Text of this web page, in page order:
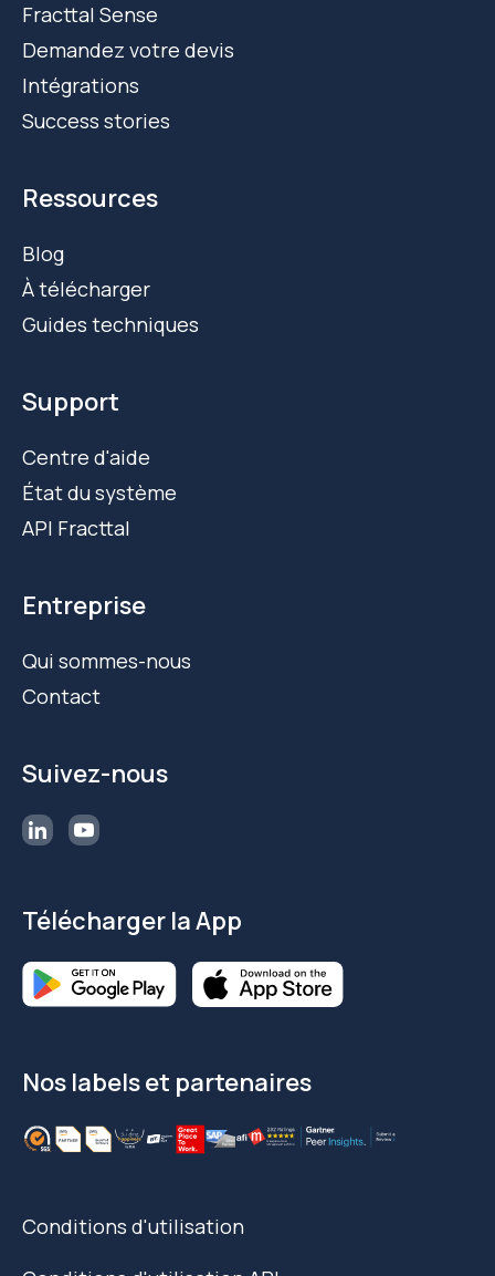
Fracttal Sense
Demandez votre devis
Intégrations
Success stories
Ressources
Blog
À télécharger
Guides techniques
Support
Centre d'aide
État du système
API Fracttal
Entreprise
Qui sommes-nous
Contact
Suivez-nous
Télécharger la App
Nos labels et partenaires
Conditions d'utilisation